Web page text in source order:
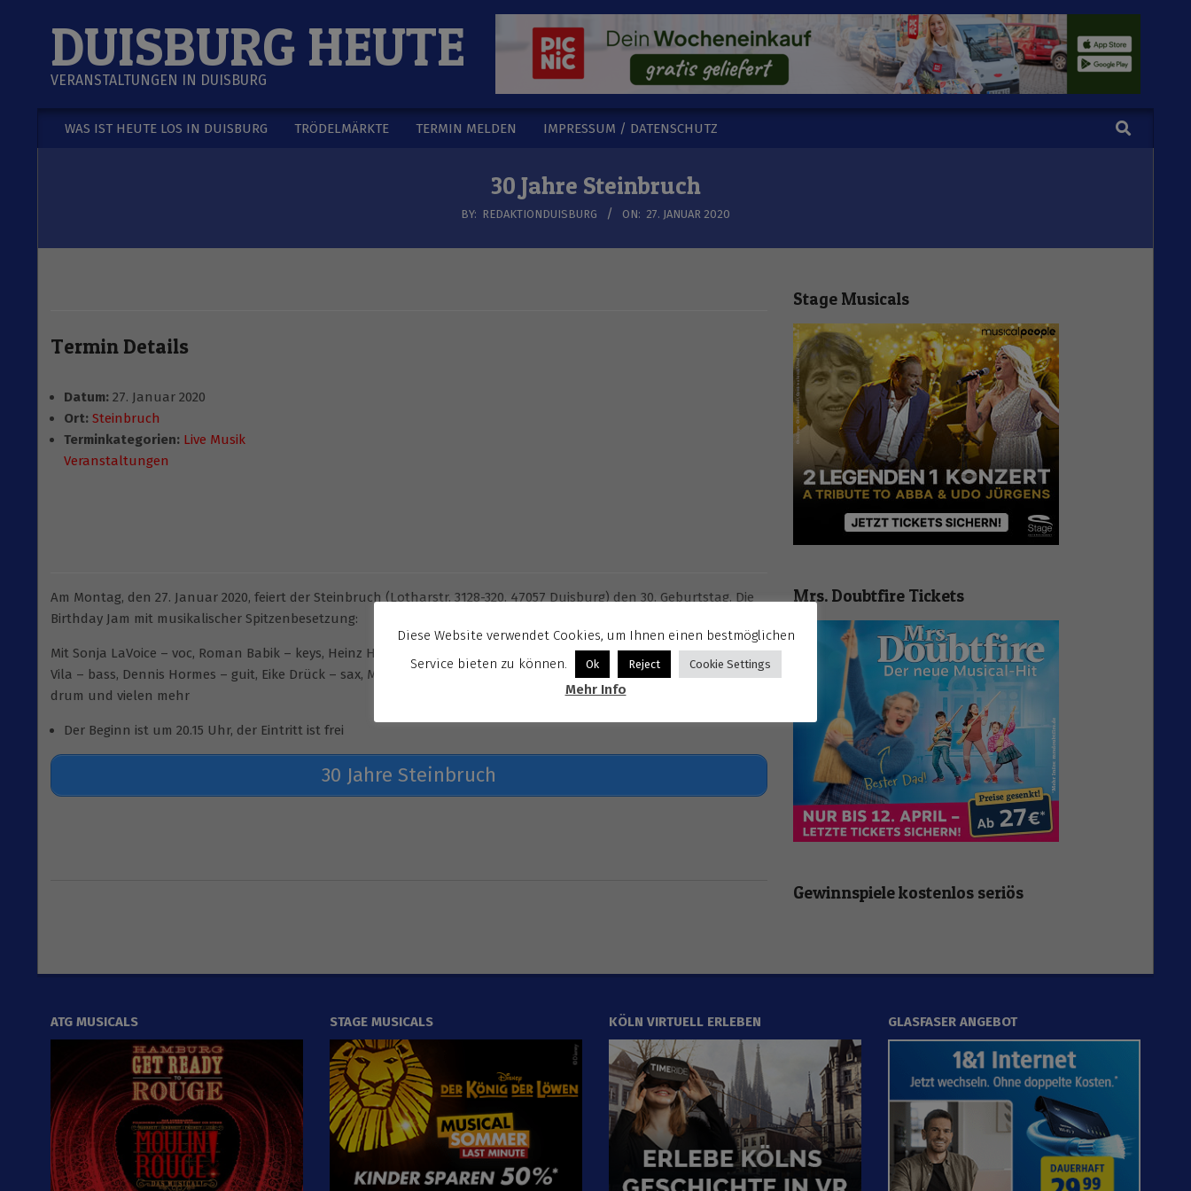
DUISBURG HEUTE
VERANSTALTUNGEN IN DUISBURG
Secondary
WAS IST HEUTE LOS IN DUISBURG TRÖDELMÄRKTE TERMIN MELDEN IMPRESSUM / DATENSCHUTZ Search
30 Jahre Steinbruch
BY: REDAKTIONDUISBURG ON: 27. JANUAR 2020
Termin Details
Datum: 27. Januar 2020
Ort: Steinbruch
Terminkategorien: Live Musik
Veranstaltungen
Am Montag, den 27. Januar 2020, feiert der Steinbruch (Lotharstr. 3128-320, 47057 Duisburg) den 30. Geburtstag. Die
Birthday Jam mit musikalischer Spitzenbesetzung:
Mit Sonja LaVoice – voc, Roman Babik – keys, Heinz Hox – accordion, René Pütz – bass, Jörg Hamers – bass, Camillo
Vila – bass, Dennis Hormes – guit, Eike Drück – sax, Michael Hügel – sax, Alfonso Garrido – percussion, Andy Pilger –
drum und vielen mehr
Der Beginn ist um 20.15 Uhr, der Eintritt ist frei
30 Jahre Steinbruch
Stage Musicals
Mrs. Doubtfire Tickets
Gewinnspiele kostenlos seriös
ATG MUSICALS STAGE MUSICALS KÖLN VIRTUELL ERLEBEN GLASFASER ANGEBOT
Diese Website verwendet Cookies, um Ihnen einen bestmöglichen
Service bieten zu können.
Ok Reject Cookie Settings
Mehr Info